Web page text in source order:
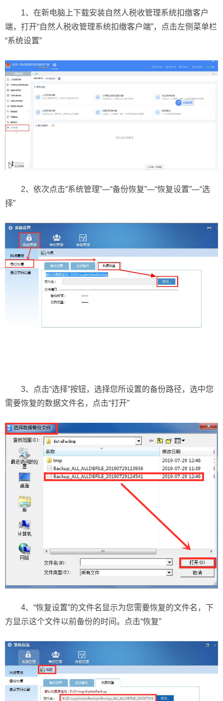
1、在新电脑上下载安装自然人税收管理系统扣缴客户
端，打开“自然人税收管理系统扣缴客户端”，点击左侧菜单栏
“系统设置”
2、依次点击“系统管理”—“备份恢复”—“恢复设置”—“选
择”
3、点击“选择”按钮，选择您所设置的备份路径，选中您
需要恢复的数据文件名，点击“打开”
4、“恢复设置”的文件名显示为您需要恢复的文件名，下
方显示这个文件以前备份的时间。点击“恢复”